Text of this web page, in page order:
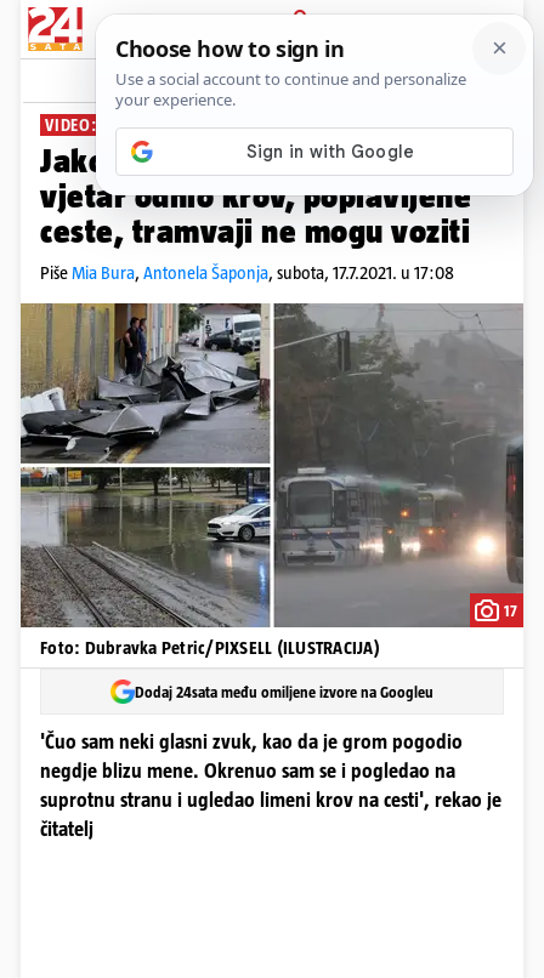
PRIJAVA
News Komentari
VIDEO: METEOALARM NA SNAZI
Jako nevrijeme u Osijeku: Jak
vjetar odnio krov, poplavljene
ceste, tramvaji ne mogu voziti
PišeMia Bura, Antonela Šaponja, subota, 17.7.2021. u 17:08
17
Foto: Dubravka Petric/PIXSELL (ILUSTRACIJA)
Dodaj 24sata među omiljene izvore na Googleu
'Čuo sam neki glasni zvuk, kao da je grom pogodio
negdje blizu mene. Okrenuo sam se i pogledao na
suprotnu stranu i ugledao limeni krov na cesti', rekao je
čitatelj